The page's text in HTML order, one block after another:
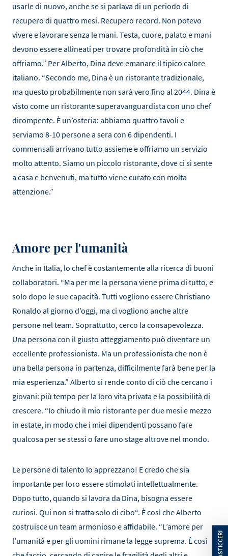
usarle di nuovo, anche se si parlava di un periodo di
recupero di quattro mesi. Recupero record. Non potevo
vivere e lavorare senza le mani. Testa, cuore, palato e mani
devono essere allineati per trovare profondità in ciò che
offriamo.” Per Alberto, Dina deve emanare il tipico calore
italiano. “Secondo me, Dina è un ristorante tradizionale,
ma questo probabilmente non sarà vero fino al 2044. Dina è
visto come un ristorante superavanguardista con uno chef
dirompente. È un’osteria: abbiamo quattro tavoli e
serviamo 8-10 persone a sera con 6 dipendenti. I
commensali arrivano tutto assieme e offriamo un servizio
molto attento. Siamo un piccolo ristorante, dove ci si sente
a casa e benvenuti, ma tutto viene curato con molta
attenzione.”
Amore per l'umanità
Anche in Italia, lo chef è costantemente alla ricerca di buoni
collaboratori. “Ma per me la persona viene prima di tutto, e
solo dopo le sue capacità. Tutti vogliono essere Christiano
Ronaldo al giorno d’oggi, ma ci vogliono anche altre
persone nel team. Soprattutto, cerco la consapevolezza.
Una persona con il giusto atteggiamento può diventare un
eccellente professionista. Ma un professionista che non è
una bella persona in partenza, difficilmente farà bene per la
mia esperienza.” Alberto si rende conto di ciò che cercano i
giovani: più tempo per la loro vita privata e la possibilità di
crescere. “Io chiudo il mio ristorante per due mesi e mezzo
in estate, in modo che i miei dipendenti possano fare
qualcosa per se stessi o fare uno stage altrove nel mondo.
Le persone di talento lo apprezzano! E credo che sia
importante per loro essere stimolati intellettualmente.
Dopo tutto, quando si lavora da Dina, bisogna essere
curiosi. Qui non si tratta solo di cibo“. È così che Alberto
costruisce un team armonioso e affidabile. “L’amore per
l’umanità e per gli uomini rimane la legge suprema. È così